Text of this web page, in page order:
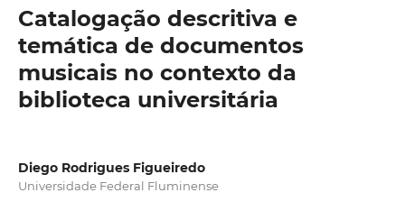
Catalogação descritiva e
temática de documentos
musicais no contexto da
biblioteca universitária
Diego Rodrigues Figueiredo
Universidade Federal Fluminense